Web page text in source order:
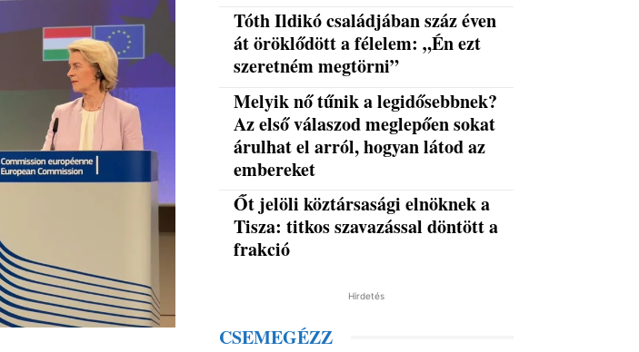
Tóth Ildikó családjában száz éven
át öröklődött a félelem: „Én ezt
szeretném megtörni”
Melyik nő tűnik a legidősebbnek?
Az első válaszod meglepően sokat
árulhat el arról, hogyan látod az
embereket
Őt jelöli köztársasági elnöknek a
Tisza: titkos szavazással döntött a
frakció
Hirdetés
CSEMEGÉZZ